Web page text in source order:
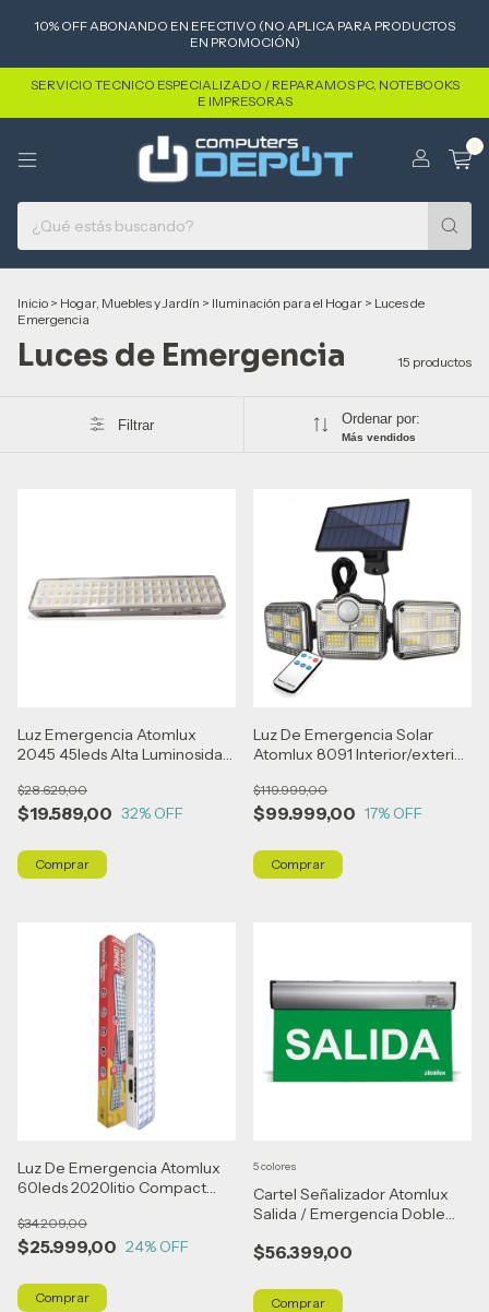
10% OFF ABONANDO EN EFECTIVO (NO APLICA PARA PRODUCTOS
EN PROMOCIÓN)
SERVICIO TECNICO ESPECIALIZADO / REPARAMOS PC, NOTEBOOKS
E IMPRESORAS
Inicio > Hogar, Muebles y Jardín > Iluminación para el Hogar > Luces de
Emergencia
Luces de Emergencia 15 productos
Filtrar Ordenar por:
Más vendidos
Luz Emergencia Atomlux
2045 45leds Alta Luminosidad
$19.589,00
$28.629,00
32% OFF
Luz De Emergencia Solar
Atomlux 8091 Interior/exterior
$99.999,00
$119.999,00
17% OFF
Luz De Emergencia Atomlux
60leds 2020litio Compact
$25.999,00
$34.209,00
24% OFF
Cartel Señalizador Atomlux
Salida / Emergencia Doble
$56.399,00
5 colores
Comprar